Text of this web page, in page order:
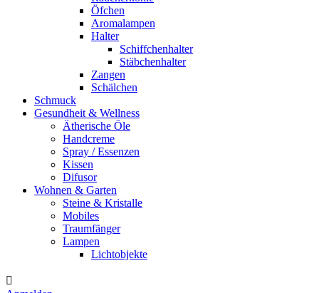
Öfchen
Aromalampen
Halter
Schiffchenhalter
Stäbchenhalter
Zangen
Schälchen
Schmuck
Gesundheit & Wellness
Ätherische Öle
Handcreme
Spray / Essenzen
Kissen
Difusor
Wohnen & Garten
Steine & Kristalle
Mobiles
Traumfänger
Lampen
Lichtobjekte
